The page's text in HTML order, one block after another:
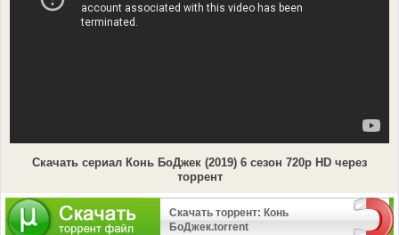
Скачать сериал Конь БоДжек (2019) 6 сезон 720p HD через
торрент
Скачать торрент: Конь
БоДжек.torrent